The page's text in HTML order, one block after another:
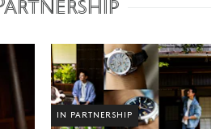
IN PARTNERSHIP